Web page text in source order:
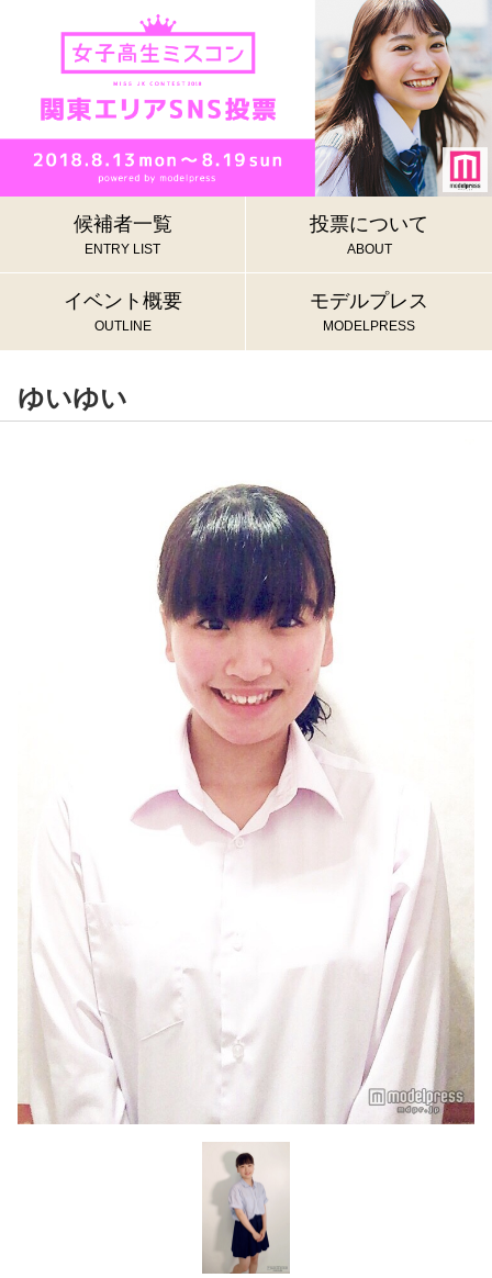
候補者一覧
ENTRY LIST
投票について
ABOUT
イベント概要
OUTLINE
モデルプレス
MODELPRESS
ゆいゆい